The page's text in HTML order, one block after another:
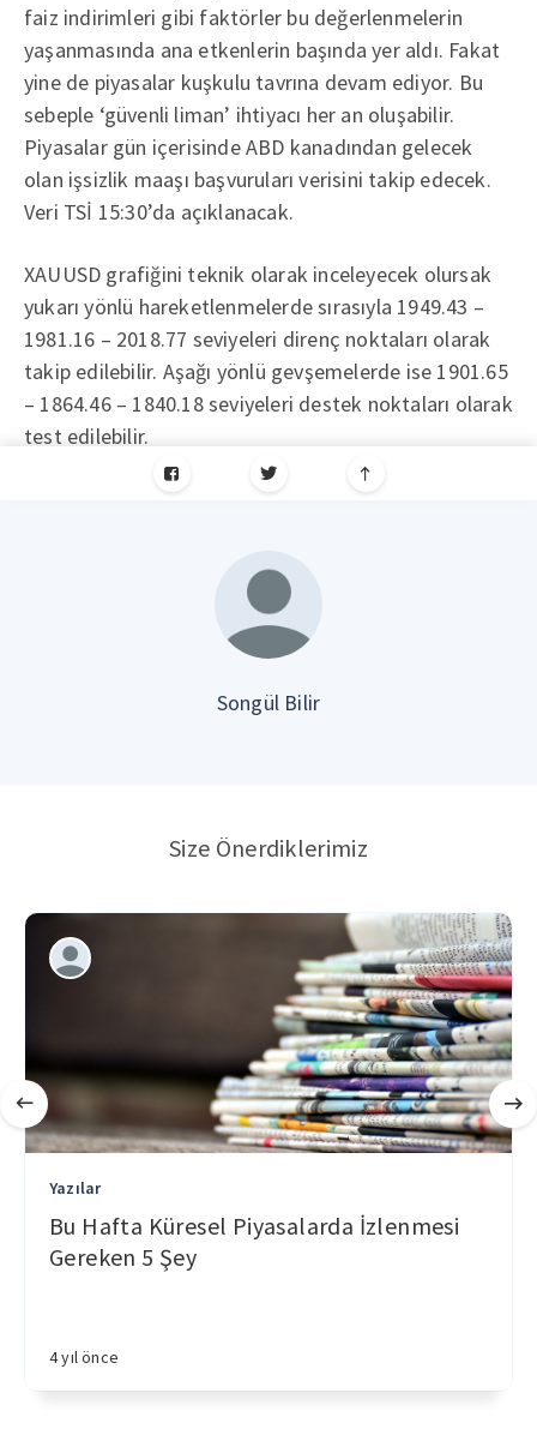
faiz indirimleri gibi faktörler bu değerlenmelerin
yaşanmasında ana etkenlerin başında yer aldı. Fakat
yine de piyasalar kuşkulu tavrına devam ediyor. Bu
sebeple ‘güvenli liman’ ihtiyacı her an oluşabilir.
Piyasalar gün içerisinde ABD kanadından gelecek
olan işsizlik maaşı başvuruları verisini takip edecek.
Veri TSİ 15:30’da açıklanacak.
XAUUSD grafiğini teknik olarak inceleyecek olursak
yukarı yönlü hareketlenmelerde sırasıyla 1949.43 –
1981.16 – 2018.77 seviyeleri direnç noktaları olarak
takip edilebilir. Aşağı yönlü gevşemelerde ise 1901.65
– 1864.46 – 1840.18 seviyeleri destek noktaları olarak
test edilebilir.
Songül Bilir
Size Önerdiklerimiz
Yazılar
Bu Hafta Küresel Piyasalarda İzlenmesi
Gereken 5 Şey
4 yıl önce